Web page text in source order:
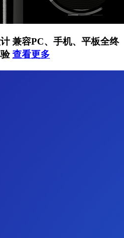
兼容PC、手机、平板全终
查看更多